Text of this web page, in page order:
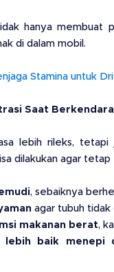
hanya membuat
di dalam mobil.
Stamina untuk
Saat Berkendara
lebih rileks, tetapi
dilakukan agar tetap
, sebaiknya
agar tubuh
makanan berat,
lebih baik menepi